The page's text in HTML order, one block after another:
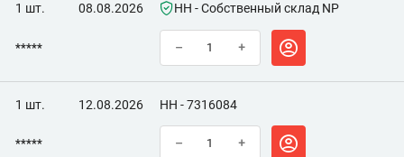
1 шт. 08.08.2026 НН - Собственный склад NP
***** – +
1 шт. 12.08.2026 НН - 7316084
***** – +